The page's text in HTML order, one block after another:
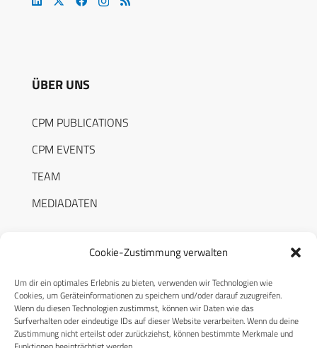
Cookie-Zustimmung verwalten
Um dir ein optimales Erlebnis zu bieten, verwenden wir Technologien wie
Cookies, um Geräteinformationen zu speichern und/oder darauf zuzugreifen.
Wenn du diesen Technologien zustimmst, können wir Daten wie das
Surfverhalten oder eindeutige IDs auf dieser Website verarbeiten. Wenn du deine
Zustimmung nicht erteilst oder zurückziehst, können bestimmte Merkmale und
ÜBER UNS
CPM PUBLICATIONS
CPM EVENTS
TEAM
MEDIADATEN
RECHTLICHES
Datenschutzerklärung